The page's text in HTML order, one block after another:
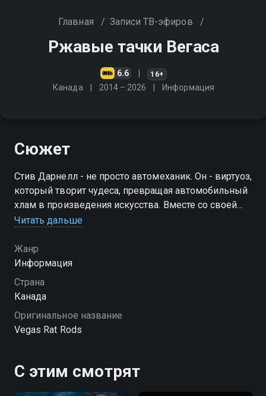
Главная / Записи ТВ-эфиров /
Ржавые тачки Вегаса
6.6 16+
Канада 2014 – 2026 Информация
Сюжет
Стив Дарнелл - не просто автомеханик. Он - виртуоз,
который творит чудеса, превращая автомобильный
хлам в произведения искусства. Вместе со своей
командой Стив рыщет по свалкам и распродажам,
рэтроды
Читать дальше
Жанр
Информация
Страна
Канада
Оригинальное название
Vegas Rat Rods
С этим смотрят